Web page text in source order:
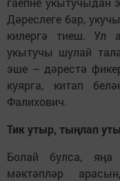
Дәрес­леге бар,
килергә тиеш.
укытучы шулай
эше – дәрестә
куярга, китап
Фалихович.
Тик утыр, тыңлап
Болай булса, яңа
мәктәпләр